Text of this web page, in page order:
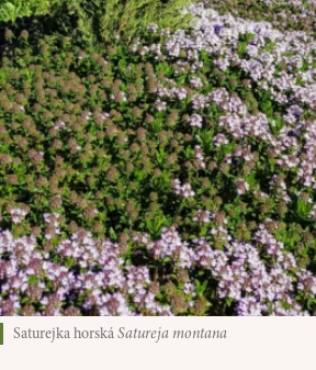
Saturejka horskáSatureja montana